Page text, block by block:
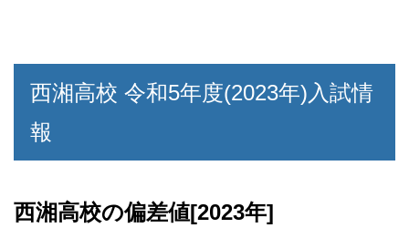
西湘高校 令和5年度(2023年)入試情
報
西湘高校の偏差値[2023年]